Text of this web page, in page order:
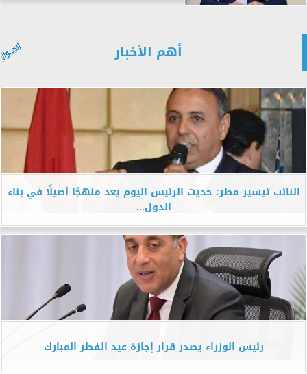
أهم الأخبار
النائب تيسير مطر: حديث الرئيس اليوم يعد منهجًا أصيلًا في بناء
الدول...
رئيس الوزراء يصدر قرار إجازة عيد الفطر المبارك